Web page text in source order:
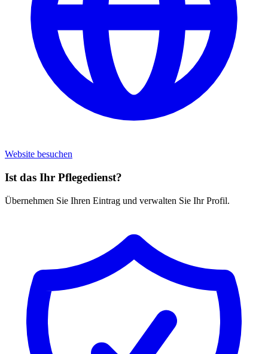
Website besuchen
Ist das Ihr Pflegedienst?
Übernehmen Sie Ihren Eintrag und verwalten Sie Ihr Profil.